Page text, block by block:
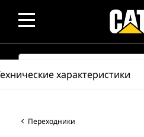
SEARCH
Переходники
характеристики